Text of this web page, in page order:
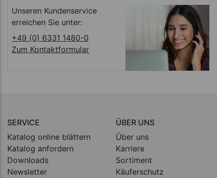
Unseren Kundenservice
erreichen Sie unter:
+49 (0) 6331 1480-0
Zum Kontaktformular
SERVICE
Katalog online blättern
Katalog anfordern
Downloads
Newsletter
ÜBER UNS
Über uns
Karriere
Sortiment
Käuferschutz